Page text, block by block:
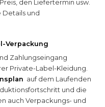
den Liefertermin usw.
Details und
Verpackung
Zahlungseingang
Private-Label-Kleidung.
auf dem Laufenden
und die
auch Verpackungs- und